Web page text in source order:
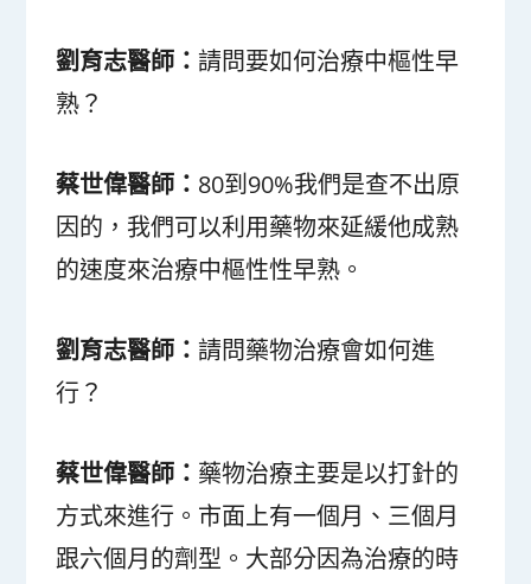
劉育志醫師：請問要如何治療中樞性早
熟？
蔡世偉醫師： 80到90%我們是查不出原
因的，我們可以利用藥物來延緩他成熟
的速度來治療中樞性性早熟。
劉育志醫師：請問藥物治療會如何進
行？
蔡世偉醫師： 藥物治療主要是以打針的
方式來進行。市面上有一個月、三個月
跟六個月的劑型。大部分因為治療的時